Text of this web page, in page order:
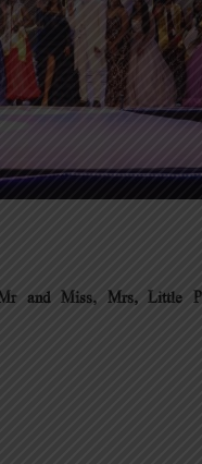
and Miss, Mrs, Little